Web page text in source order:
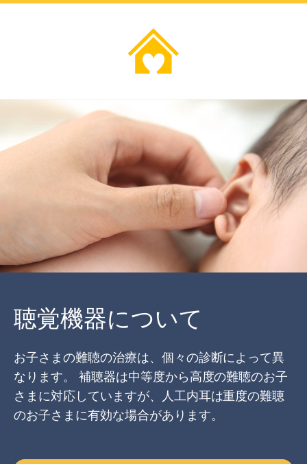
聴覚機器について
お子さまの難聴の治療は、個々の診断によって異
なります。 補聴器は中等度から高度の難聴のお子
さまに対応していますが、人工内耳は重度の難聴
のお子さまに有効な場合があります。